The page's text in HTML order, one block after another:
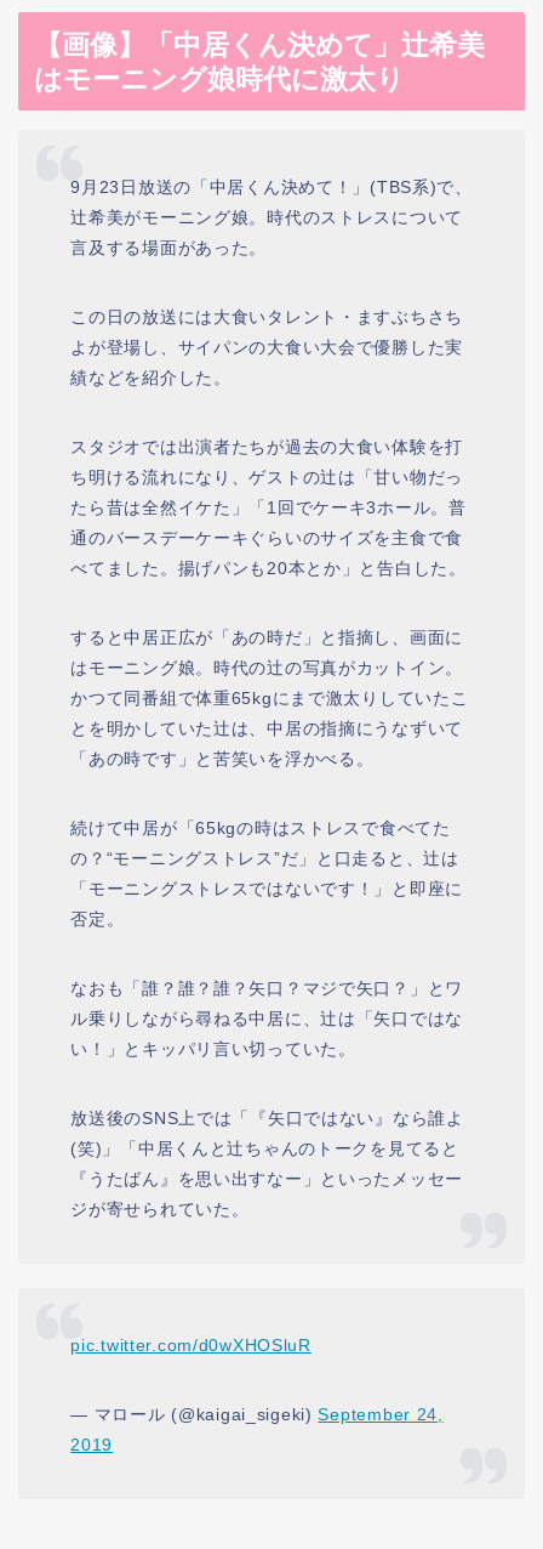
【画像】「中居くん決めて」辻希美
はモーニング娘時代に激太り
9月23日放送の「中居くん決めて！」(TBS系)で、
辻希美がモーニング娘。時代のストレスについて
言及する場面があった。
この日の放送には大食いタレント・ますぶちさち
よが登場し、サイパンの大食い大会で優勝した実
績などを紹介した。
スタジオでは出演者たちが過去の大食い体験を打
ち明ける流れになり、ゲストの辻は「甘い物だっ
たら昔は全然イケた」「1回でケーキ3ホール。普
通のバースデーケーキぐらいのサイズを主食で食
べてました。揚げパンも20本とか」と告白した。
すると中居正広が「あの時だ」と指摘し、画面に
はモーニング娘。時代の辻の写真がカットイン。
かつて同番組で体重65kgにまで激太りしていたこ
とを明かしていた辻は、中居の指摘にうなずいて
「あの時です」と苦笑いを浮かべる。
続けて中居が「65kgの時はストレスで食べてた
の？“モーニングストレス”だ」と口走ると、辻は
「モーニングストレスではないです！」と即座に
否定。
なおも「誰？誰？誰？矢口？マジで矢口？」とワ
ル乗りしながら尋ねる中居に、辻は「矢口ではな
い！」とキッパリ言い切っていた。
放送後のSNS上では「『矢口ではない』なら誰よ
(笑)」「中居くんと辻ちゃんのトークを見てると
『うたばん』を思い出すなー」といったメッセー
ジが寄せられていた。
pic.twitter.com/d0wXHOSluR
— マロール (@kaigai_sigeki)September 24,
2019